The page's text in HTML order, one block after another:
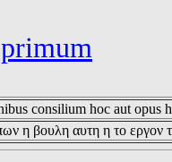
consilium hoc aut opus
η βουλη αυτη η το εργον